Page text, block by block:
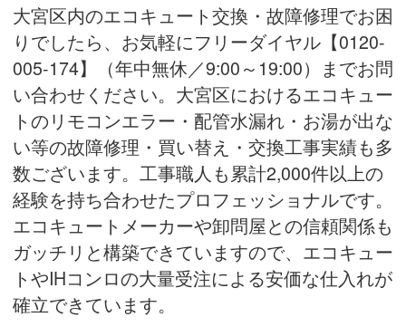
大宮区内のエコキュート交換・故障修理でお困
りでしたら、お気軽にフリーダイヤル【0120-
005-174】（年中無休／9:00～19:00） までお問
い合わせください。大宮区におけるエコキュー
トのリモコンエラー・配管水漏れ・お湯が出な
い等の故障修理・買い替え・ 交換工事実績も多
数ございます。工事職人も累計2,000件以上の
経験を持ち合わせたプロフェッショナルです。
エコキュートメーカーや卸問屋との信頼関係も
ガッチリと構築できていますので、エコキュー
トやIHコンロの大量受注による安価な仕入れが
確立できています。